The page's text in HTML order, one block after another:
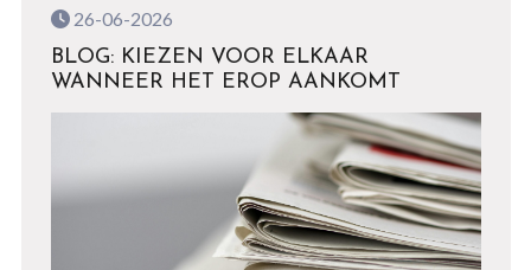
26-06-2026
BLOG: KIEZEN VOOR ELKAAR
WANNEER HET EROP AANKOMT